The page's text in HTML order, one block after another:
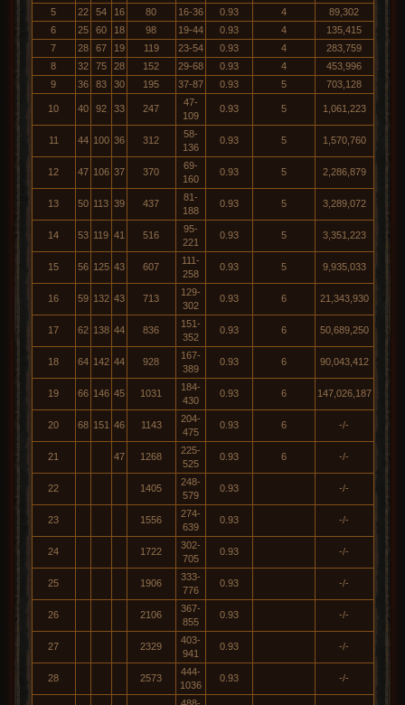
5
22 54 16 80 16-36 0.93 4
89,302
6
25 60 18 98 19-44 0.93 4
135,415
7
28 67 19 119 23-54 0.93 4
283,759
8
32 75 28 152 29-68 0.93 4
453,996
9
36 83 30 195 37-87 0.93 5 703,128
10 40 92 33 247
47-
109
0.93 5 1,061,223
11 44 100 36 312
58-
136
0.93 5 1,570,760
12 47 106 37 370
69-
160
0.93 5 2,286,879
13 50 113 39 437
81-
188
0.93 5 3,289,072
14 53 119 41 516
95-
221
0.93 5 3,351,223
15 56 125 43 607
111-
258
0.93 5 9,935,033
16 59 132 43 713
129-
302
0.93 6 21,343,930
17 62 138 44 836
151-
352
0.93 6 50,689,250
18 64 142 44 928
167-
389
0.93 6 90,043,412
19 66 146 45 1031
184-
430
0.93 6 147,026,187
20 68 151 46 1143
204-
475
0.93 6 -/-
21 47 1268
225-
525
0.93 6 -/-
22 1405
248-
579
0.93 -/-
23 1556
274-
639
0.93 -/-
24 1722
302-
705
0.93 -/-
25 1906
333-
776
0.93 -/-
26 2106
367-
855
0.93 -/-
27 2329
403-
941
0.93 -/-
28 2573
444-
1036
0.93 -/-